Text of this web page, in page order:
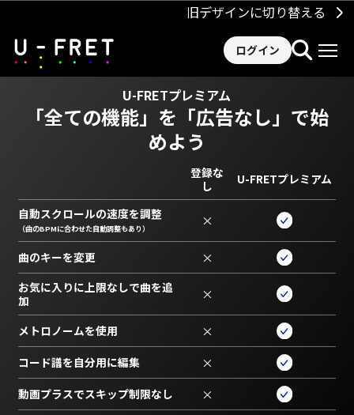
旧デザインに切り替える
ログイン
U-FRETプレミアム
「全ての機能」を 「広告なし」で始
めよう
登録な
し
U-FRETプレミアム
自動スクロールの速度を調整
（曲のBPMに合わせた自動調整もあり） ×
曲のキーを変更 ×
お気に入りに上限なしで曲を追
加
×
メトロノームを使用 ×
コード譜を自分用に編集 ×
動画プラスでスキップ制限なし ×